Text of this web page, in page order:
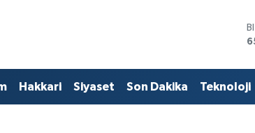
Hakkari Siyaset Son Dakika Teknoloji